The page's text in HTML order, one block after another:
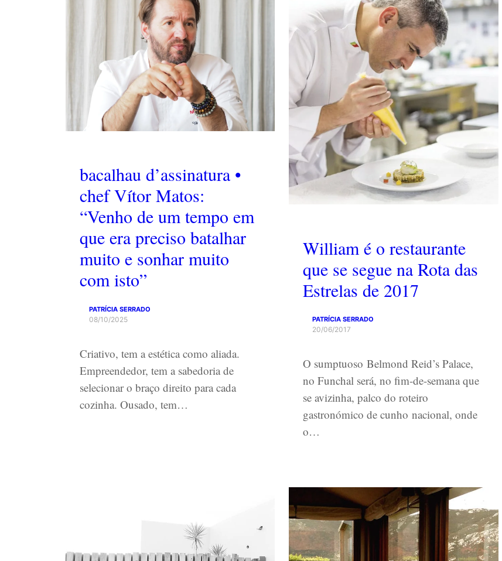
bacalhau d’assinatura •
chef Vítor Matos:
“Venho de um tempo em
que era preciso batalhar
muito e sonhar muito
com isto”
PATRÍCIA SERRADO
08/10/2025
Criativo, tem a estética como aliada.
Empreendedor, tem a sabedoria de
selecionar o braço direito para cada
cozinha. Ousado, tem…
William é o restaurante
que se segue na Rota das
Estrelas de 2017
PATRÍCIA SERRADO
20/06/2017
O sumptuoso Belmond Reid’s Palace,
no Funchal será, no fim-de-semana que
se avizinha, palco do roteiro
gastronómico de cunho nacional, onde
o…